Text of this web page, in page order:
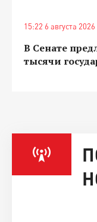
15:22 6 августа 2026
В Сенате
тысячи